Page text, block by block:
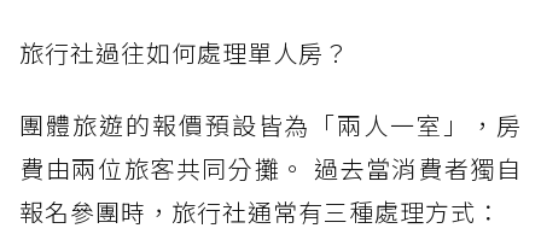
旅行社過往如何處理單人房？
團體旅遊的報價預設皆為「兩人一室」，房
費由兩位旅客共同分攤。 過去當消費者獨自
報名參團時，旅行社通常有三種處理方式：